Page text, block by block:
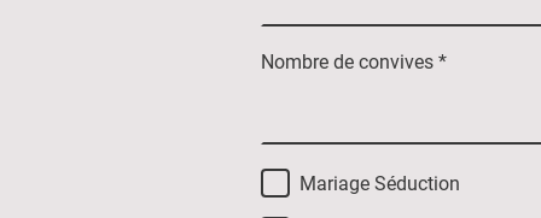
Nombre de convives *
Mariage Séduction